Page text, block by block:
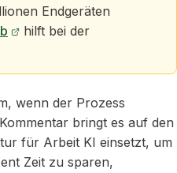
Endgeräten
hilft bei der
wenn der Prozess
bringt es auf den
für Arbeit KI einsetzt, um
Zeit zu sparen,